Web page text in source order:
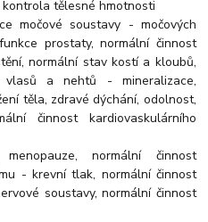
tělesné hmotnosti
močové soustavy - močových
prostaty, normální činnost
normální stav kostí a kloubů,
vlasů a nehtů - mineralizace,
těla, zdravé dýchání, odolnost,
činnost kardiovaskulárního
normální činnost
- krevní tlak, normální činnost
soustavy, normální činnost